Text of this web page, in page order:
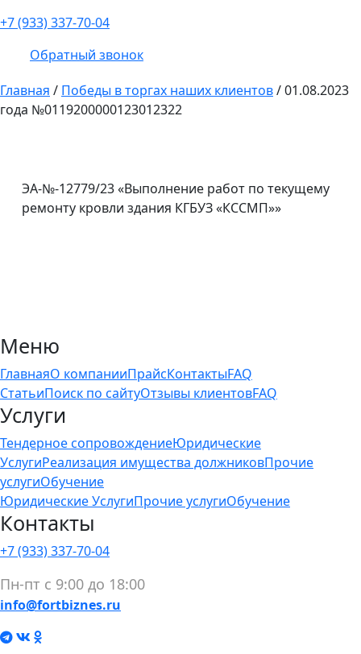
+7 (933) 337-70-04
Обратный звонок
Главная / Победы в торгах наших клиентов/01.08.2023
года №0119200000123012322
ЭА-№-12779/23 «Выполнение работ по текущему
ремонту кровли здания КГБУЗ «КССМП»»
Меню
ГлавнаяО компанииПрайсКонтактыFAQ
СтатьиПоиск по сайтуОтзывы клиентовFAQ
Услуги
Тендерное сопровождениеЮридические
УслугиРеализация имущества должниковПрочие
услугиОбучение
Юридические УслугиПрочие услугиОбучение
Контакты
+7 (933) 337-70-04
Пн-пт с 9:00 до 18:00
info@fortbiznes.ru